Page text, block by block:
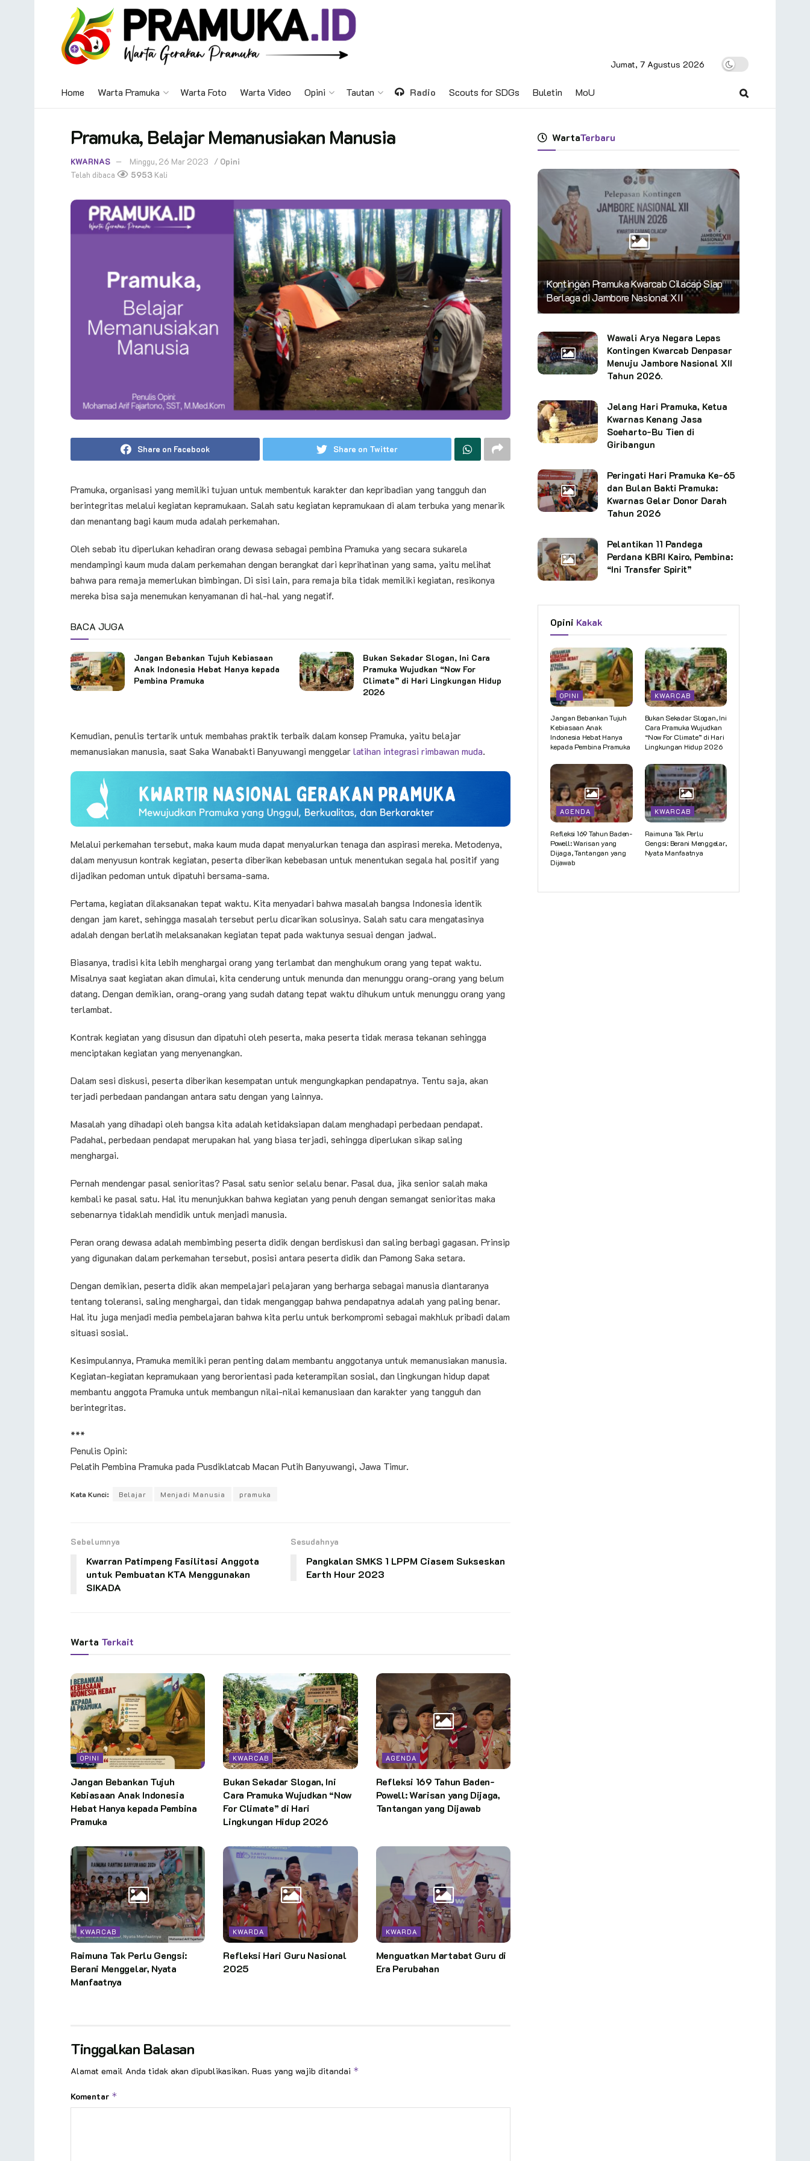
Jumat, 7 Agustus 2026
Home Warta Pramuka Warta Foto Warta Video Opini Tautan Radio Scouts for SDGs Buletin MoU
Pramuka, Belajar Memanusiakan Manusia
KWARNAS Minggu, 26 Mar 2023 / Opini
Telah dibaca
5953 Kali
Share on Facebook Share on Twitter
Pramuka, organisasi yang memiliki tujuan untuk membentuk karakter dan kepribadian yang tangguh dan
berintegritas melalui kegiatan kepramukaan. Salah satu kegiatan kepramukaan di alam terbuka yang menarik
dan menantang bagi kaum muda adalah perkemahan.
Oleh sebab itu diperlukan kehadiran orang dewasa sebagai pembina Pramuka yang secara sukarela
mendampingi kaum muda dalam perkemahan dengan berangkat dari keprihatinan yang sama, yaitu melihat
bahwa para remaja memerlukan bimbingan. Di sisi lain, para remaja bila tidak memiliki kegiatan, resikonya
mereka bisa saja menemukan kenyamanan di hal-hal yang negatif.
BACA JUGA
Jangan Bebankan Tujuh Kebiasaan
Anak Indonesia Hebat Hanya kepada
Pembina Pramuka
Bukan Sekadar Slogan, Ini Cara
Pramuka Wujudkan “Now For
Climate” di Hari Lingkungan Hidup
2026
Kemudian, penulis tertarik untuk membahas praktik terbaik dalam konsep Pramuka, yaitu belajar
memanusiakan manusia, saat Saka Wanabakti Banyuwangi menggelarlatihan integrasi rimbawan muda.
Melalui perkemahan tersebut, maka kaum muda dapat menyalurkan tenaga dan aspirasi mereka. Metodenya,
dalam menyusun kontrak kegiatan, peserta diberikan kebebasan untuk menentukan segala hal positif yang
dijadikan pedoman untuk dipatuhi bersama-sama.
Pertama, kegiatan dilaksanakan tepat waktu. Kita menyadari bahwa masalah bangsa Indonesia identik
dengan jam karet, sehingga masalah tersebut perlu dicarikan solusinya. Salah satu cara mengatasinya
adalah dengan berlatih melaksanakan kegiatan tepat pada waktunya sesuai dengan jadwal.
Biasanya, tradisi kita lebih menghargai orang yang terlambat dan menghukum orang yang tepat waktu.
Misalnya saat kegiatan akan dimulai, kita cenderung untuk menunda dan menunggu orang-orang yang belum
datang. Dengan demikian, orang-orang yang sudah datang tepat waktu dihukum untuk menunggu orang yang
terlambat.
Kontrak kegiatan yang disusun dan dipatuhi oleh peserta, maka peserta tidak merasa tekanan sehingga
menciptakan kegiatan yang menyenangkan.
Dalam sesi diskusi, peserta diberikan kesempatan untuk mengungkapkan pendapatnya. Tentu saja, akan
terjadi perbedaan pandangan antara satu dengan yang lainnya.
Masalah yang dihadapi oleh bangsa kita adalah ketidaksiapan dalam menghadapi perbedaan pendapat.
Padahal, perbedaan pendapat merupakan hal yang biasa terjadi, sehingga diperlukan sikap saling
menghargai.
Pernah mendengar pasal senioritas? Pasal satu senior selalu benar. Pasal dua, jika senior salah maka
kembali ke pasal satu. Hal itu menunjukkan bahwa kegiatan yang penuh dengan semangat senioritas maka
sebenarnya tidaklah mendidik untuk menjadi manusia.
Peran orang dewasa adalah membimbing peserta didik dengan berdiskusi dan saling berbagi gagasan. Prinsip
yang digunakan dalam perkemahan tersebut, posisi antara peserta didik dan Pamong Saka setara.
Dengan demikian, peserta didik akan mempelajari pelajaran yang berharga sebagai manusia diantaranya
tentang toleransi, saling menghargai, dan tidak menganggap bahwa pendapatnya adalah yang paling benar.
Hal itu juga menjadi media pembelajaran bahwa kita perlu untuk berkompromi sebagai makhluk pribadi dalam
situasi sosial.
Kesimpulannya, Pramuka memiliki peran penting dalam membantu anggotanya untuk memanusiakan manusia.
Kegiatan-kegiatan kepramukaan yang berorientasi pada keterampilan sosial, dan lingkungan hidup dapat
membantu anggota Pramuka untuk membangun nilai-nilai kemanusiaan dan karakter yang tangguh dan
berintegritas.
***
Penulis Opini:
Pelatih Pembina Pramuka pada Pusdiklatcab Macan Putih Banyuwangi, Jawa Timur.
Kata Kunci: Belajar Menjadi Manusia pramuka
Sebelumnya
Kwarran Patimpeng Fasilitasi Anggota
untuk Pembuatan KTA Menggunakan
SIKADA
Sesudahnya
Pangkalan SMKS 1 LPPM Ciasem Sukseskan
Earth Hour 2023
Warta Terkait
OPINI
Jangan Bebankan Tujuh
Kebiasaan Anak Indonesia
Hebat Hanya kepada Pembina
Pramuka
KWARCAB
Bukan Sekadar Slogan, Ini
Cara Pramuka Wujudkan “Now
For Climate” di Hari
Lingkungan Hidup 2026
AGENDA
Refleksi 169 Tahun Baden-
Powell: Warisan yang Dijaga,
Tantangan yang Dijawab
KWARCAB
Raimuna Tak Perlu Gengsi:
Berani Menggelar, Nyata
Manfaatnya
KWARDA
Refleksi Hari Guru Nasional
2025
KWARDA
Menguatkan Martabat Guru di
Era Perubahan
Tinggalkan Balasan
Alamat email Anda tidak akan dipublikasikan. Ruas yang wajib ditandai *
Komentar *
WartaTerbaru
Kontingen Pramuka Kwarcab Cilacap Siap
Berlaga di Jambore Nasional XII
Wawali Arya Negara Lepas
Kontingen Kwarcab Denpasar
Menuju Jambore Nasional XII
Tahun 2026.
Jelang Hari Pramuka, Ketua
Kwarnas Kenang Jasa
Soeharto-Bu Tien di
Giribangun
Peringati Hari Pramuka Ke-65
dan Bulan Bakti Pramuka:
Kwarnas Gelar Donor Darah
Tahun 2026
Pelantikan 11 Pandega
Perdana KBRI Kairo, Pembina:
“Ini Transfer Spirit”
Opini Kakak
OPINI
Jangan Bebankan Tujuh
Kebiasaan Anak
Indonesia Hebat Hanya
kepada Pembina Pramuka
KWARCAB
Bukan Sekadar Slogan, Ini
Cara Pramuka Wujudkan
“Now For Climate” di Hari
Lingkungan Hidup 2026
AGENDA
Refleksi 169 Tahun Baden-
Powell: Warisan yang
Dijaga, Tantangan yang
Dijawab
KWARCAB
Raimuna Tak Perlu
Gengsi: Berani Menggelar,
Nyata Manfaatnya